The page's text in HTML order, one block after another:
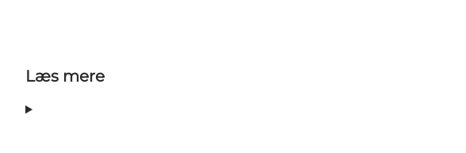
Læs mere